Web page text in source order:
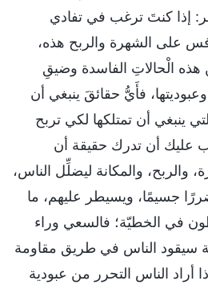
إذا كنتَ ترغب في تفادي
على الشهرة والربح هذه،
الْحالاتِ الفاسدة وضيقِ
فأَيُّ حقائقَ ينبغي أن
ينبغي أن تمتلكها لكي تربح
عليك أن تدرك حقيقة أن
والربح، والمكانة ليضلِّل الناس،
جسيمًا، ويسيطر عليهم، ما
في الخطيّة؛ فالسعي وراء
سيقود الناس في طريق مقاومة
أراد الناس التحرر من عبودية